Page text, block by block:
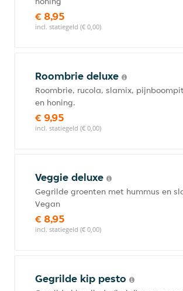
€ 8,95
incl. statiegeld (€ 0,00)
Roombrie deluxe
Roombrie, rucola, slamix,
en honing.
€ 9,95
incl. statiegeld (€ 0,00)
Veggie deluxe
Gegrilde groenten met hummus en
Vegan
€ 8,95
incl. statiegeld (€ 0,00)
Gegrilde kip pesto